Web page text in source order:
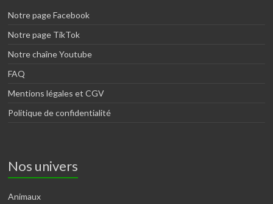
Notre page Facebook
Notre page TikTok
Notre chaîne Youtube
FAQ
Mentions légales et CGV
Politique de confidentialité
Nos univers
Animaux